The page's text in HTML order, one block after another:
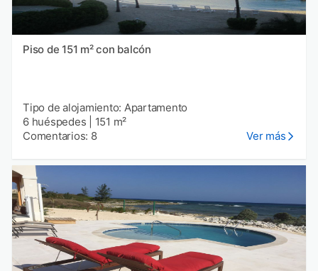
Piso de 151 m² con balcón
Tipo de alojamiento: Apartamento
6 huéspedes
151 m²
Comentarios: 8
Ver más